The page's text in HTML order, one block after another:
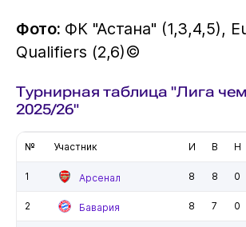
Фото: ФК "Астана" (1,3,4,5),
Qualifiers (2,6)©
Турнирная таблица "Лига
2025/26"
№ Участник И В Н
1 Арсенал 8 8 0
2 Бавария 8 7 0